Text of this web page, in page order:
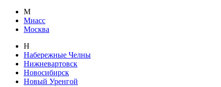
М
Миасс
Москва
Н
Набережные Челны
Нижневартовск
Новосибирск
Новый Уренгой